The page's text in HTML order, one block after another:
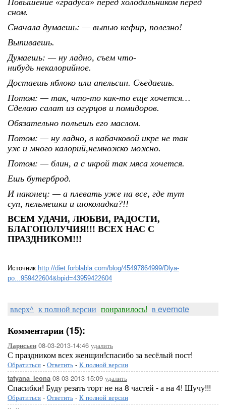
Повышение «градуса» перед холодильником перед
сном.
Сначала думаешь: — выпью кефир, полезно!
Выпиваешь.
Думаешь: — ну ладно, съем что-
нибудь некалорийное.
Достаешь яблоко или апельсин. Съедаешь.
Потом: — так, что-то как-то еще хочется…
Сделаю салат из огурцов и помидоров.
Обязательно польешь его маслом.
Потом: — ну ладно, в кабачковой икре не так
уж и много калорий,немножко можно.
Потом: — блин, а с икрой так мяса хочется.
Ешь бутерброд.
И наконец: — а плевать уже на все, где тут
суп, пельмешки и шоколадка?!!
ВСЕМ УДАЧИ, ЛЮБВИ, РАДОСТИ,
БЛАГОПОЛУЧИЯ!!! ВСЕХ НАС С
ПРАЗДНИКОМ!!!
Источник http://diet.forblabla.com/blog/45497864999/Dlya-
po...959422604&bpid=43959422604
вверх^ к полной версии понравилось! в evernote
Комментарии (15):
Ларисьен 08-03-2013-14:46 удалить
С праздником всех женщин!спасибо за весёлый пост!
Обратиться - Ответить - К полной версии
tatyana_leona 08-03-2013-15:09 удалить
Спасибки! Буду резать торт не на 8 частей - а на 4! Шучу!!!
Обратиться - Ответить - К полной версии